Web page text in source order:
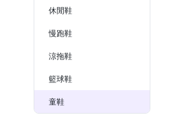
休閒鞋
慢跑鞋
涼拖鞋
籃球鞋
童鞋